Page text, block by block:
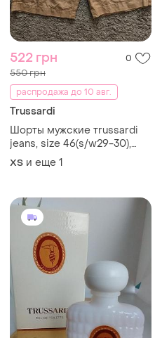
522 грн 0
550 грн
распродажа до 10 авг.
Trussardi
Шорты мужские тrussardi
jeans, size 46(s/w29-30),
состояние отличное,
полупояс 39-40 бедра
штанины 28
XS и еще 1